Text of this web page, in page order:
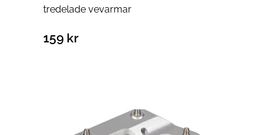
tredelade vevarmar
159 kr